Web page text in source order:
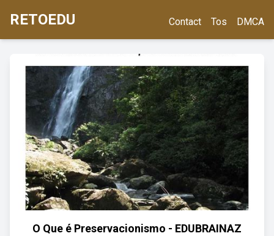
RETOEDU Contact Tos DMCA
O Que é Preservacionismo - EDUBRAINAZ